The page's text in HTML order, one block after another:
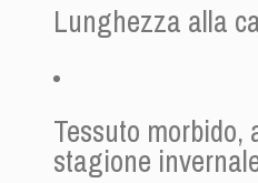
Lunghezza alla
Tessuto morbido,
stagione